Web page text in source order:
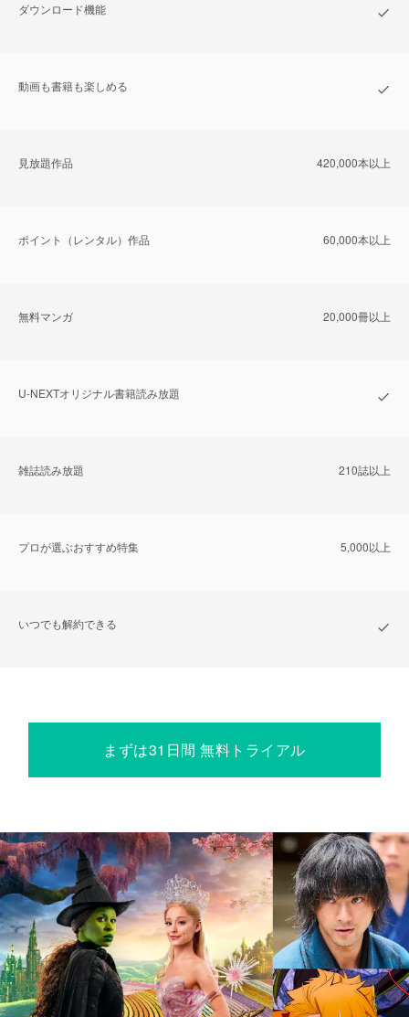
ダウンロード機能
動画も書籍も楽しめる
⾒放題作品 420,000本以上
ポイント（レンタル）作品 60,000本以上
無料マンガ 20,000冊以上
U-NEXTオリジナル書籍読み放題
雑誌読み放題 210誌以上
プロが選ぶおすすめ特集 5,000以上
いつでも解約できる
まずは31日間 無料トライアル